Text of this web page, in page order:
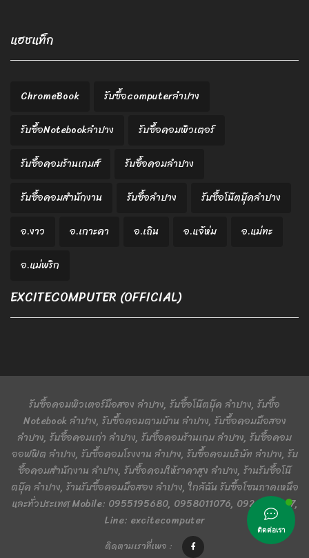
แฮชแท็ก
ChromeBook
รับซื้อcomputerลำปาง
รับซื้อNotebookลำปาง
รับซื้อคอมพิวเตอร์
รับซื้อคอมร้านเกมส์
รับซื้อคอมลำปาง
รับซื้อคอมสำนักงาน
รับซื้อลำปาง
รับซื้อโน๊ตบุ๊คลำปาง
อ.งาว
อ.เกาะคา อ.เถิน อ.แจ้ห่ม
อ.แม่ทะ
อ.แม่พริก
EXCITECOMPUTER (OFFICIAL)
รับซื้อคอมพิวเตอร์มือสอง ลำปาง, รับซื้อโน๊ตบุ๊ค ลำปาง, รับซื้อ
Notebook ลำปาง, รับซื้อคอมตามบ้าน ลำปาง, รับซื้อคอมมือสอง
ลำปาง, รับซื้อคอมเก่า ลำปาง, รับซื้อคอมร้านเกม ลำปาง, รับซื้อคอม
ออฟฟิต ลำปาง, รับซื้อคอมโรงงาน ลำปาง, รับซื้อคอมบริษัท ลำปาง, รับ
ซื้อคอมสำนักงาน ลำปาง, รับซื้อคอมให้ราคาสูง ลำปาง, ร้านรับซื้อโน๊
ตบุ๊ค ลำปาง, ร้านรับซื้อคอมมือสอง ลำปาง, ใกล้ฉัน รับซื้อโซนภาคเหนือ
และทั่วประเทศ Mobile: 0955195680, 0958011076, 0924401367,
Line: excitecomputer
ติดตามเราที่เพจ :
ติดต่อเรา